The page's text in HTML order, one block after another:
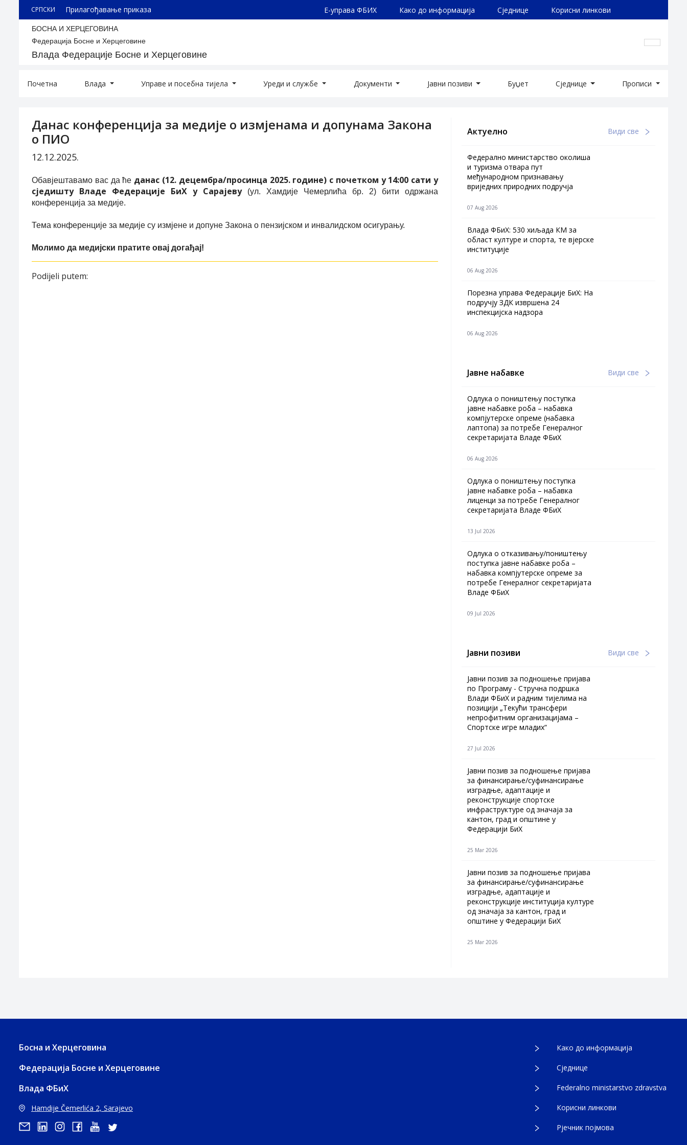
СРПСКИ Прилагођавање приказа Е-управа ФБИХ Како до информација Сједнице Корисни линкови
БОСНА И ХЕРЦЕГОВИНА
Федерација Босне и Херцеговине
Влада Федерације Босне и Херцеговине
Почетна Влада Управе и посебна тијела Уреди и службе Документи Јавни позиви Буџет Сједнице Прописи
Данас конференција за медије о измјенама и допунама Закона
о ПИО
12.12.2025.
Обавјештавамо вас да ће данас (12. децембра/просинца 2025. године) с почетком у 14:00 сати у
сједишту Владе Федерације БиХ у Сарајеву(ул. Хамдије Чемерлића бр. 2) бити одржана
конференција за медије.
Тема конференције за медије су измјене и допуне Закона о пензијском и инвалидском осигурању.
Молимо да медијски пратите овај догађај!
Podijeli putem:
Актуелно Види све
Федерално министарство околиша
и туризма отвара пут
међународном признавању
вриједних природних подручја
07 Aug 2026
Влада ФБиХ: 530 хиљада КМ за
област културе и спорта, те вјерске
институције
06 Aug 2026
Порезна управа Федерације БиХ: На
подручју ЗДК извршена 24
инспекцијска надзора
06 Aug 2026
Јавне набавке Види све
Одлука о поништењу поступка
јавне набавке роба – набавка
компјутерске опреме (набавка
лаптопа) за потребе Генералног
секретаријата Владе ФБиХ
06 Aug 2026
Одлука о поништењу поступка
јавне набавке роба – набавка
лиценци за потребе Генералног
секретаријата Владе ФБиХ
13 Jul 2026
Одлука о отказивању/поништењу
поступка јавне набавке роба –
набавка компјутерске опреме за
потребе Генералног секретаријата
Владе ФБиХ
09 Jul 2026
Јавни позиви Види све
Јавни позив за подношење пријава
по Програму - Стручна подршка
Влади ФБиХ и радним тијелима на
позицији „Текући трансфери
непрофитним организацијама –
Спортске игре младих“
27 Jul 2026
Jавни позив за подношење пријава
за финансирање/суфинансирање
изградње, адаптације и
реконструкције спортске
инфраструктуре од значаја за
кантон, град и општине у
Федерацији БиХ
25 Mar 2026
Јавни позив за подношење пријава
за финансирање/суфинансирање
изградње, адаптације и
реконструкције институција културе
од значаја за кантон, град и
општине у Федерацији БиХ
25 Mar 2026
Босна и Херцеговина
Федерација Босне и Херцеговине
Влада ФБиХ
Hamdije Čemerlića 2, Sarajevo
Како до информација
Сједнице
Federalno ministarstvo zdravstva
Корисни линкови
Рјечник појмова